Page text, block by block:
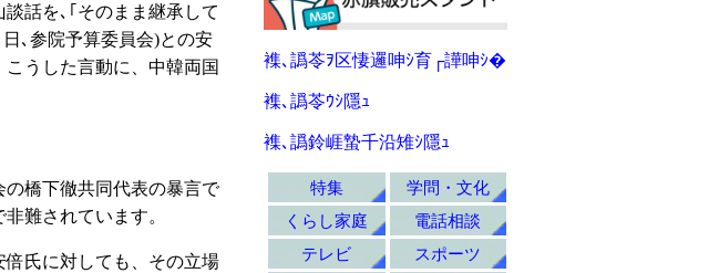
話を､｢そのまま継承して
､参院予算委員会)との安
うした言動に、中韓両国
橋下徹共同代表の暴言で
難されています。
氏に対しても、その立場
襍､譌苓ｦ区悽邏呻ｼ育┌譁呻ｼ�
襍､譌苓ｳｼ隱ｭ
襍､譌鈴崕蟄千沿雉ｼ隱ｭ
特集
学問・文化
くらし家庭
電話相談
テレビ
スポーツ